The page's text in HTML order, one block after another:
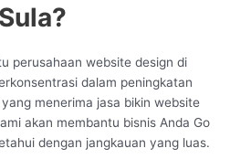
perusahaan website design di
dalam peningkatan
menerima jasa bikin website
akan membantu bisnis Anda Go
dengan jangkauan yang luas.
Lenteraweb